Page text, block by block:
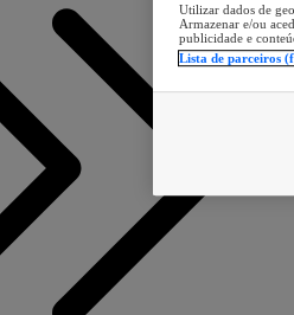
Utilizar dados de
Armazenar e/ou
publicidade e
Lista de parceiros